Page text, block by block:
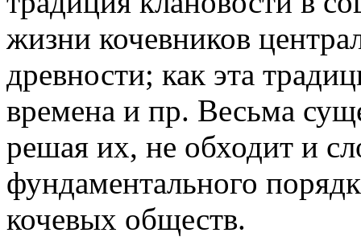
жизни кочевников
древности; как эта
времена и пр. Весьма
решая их, не обходит и
фундаментального
кочевых обществ.